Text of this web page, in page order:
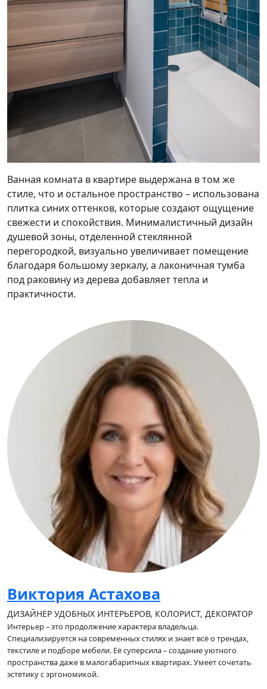
Ванная комната в квартире выдержана в том же
стиле, что и остальное пространство – использована
плитка синих оттенков, которые создают ощущение
свежести и спокойствия. Минималистичный дизайн
душевой зоны, отделенной стеклянной
перегородкой, визуально увеличивает помещение
благодаря большому зеркалу, а лаконичная тумба
под раковину из дерева добавляет тепла и
практичности.
Виктория Астахова
ДИЗАЙНЕР УДОБНЫХ ИНТЕРЬЕРОВ, КОЛОРИСТ, ДЕКОРАТОР
Интерьер – это продолжение характера владельца.
Специализируется на современных стилях и знает всё о трендах,
текстиле и подборе мебели. Её суперсила – создание уютного
пространства даже в малогабаритных квартирах. Умеет сочетать
эстетику с эргономикой.